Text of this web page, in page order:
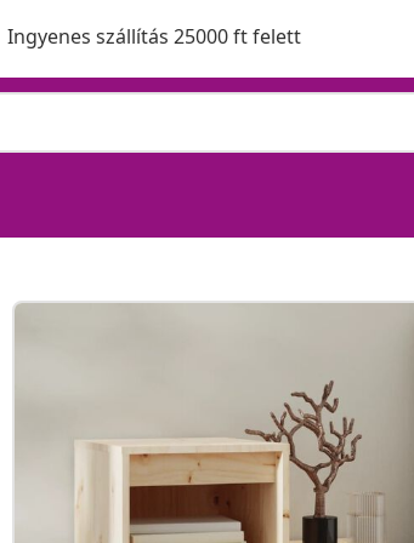
Ingyenes szállítás 25000 ft felett